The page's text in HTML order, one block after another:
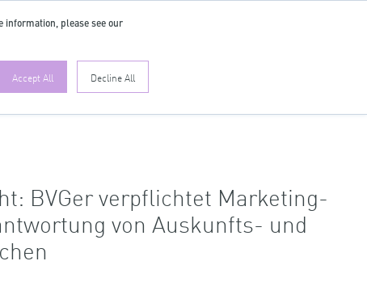
information, please see our
Accept All Decline All
BVGer verpflichtet Marketing-
von Auskunfts- und